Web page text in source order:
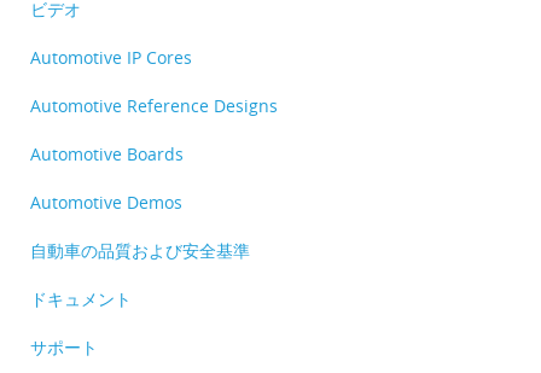
ビデオ
Automotive IP Cores
Automotive Reference Designs
Automotive Boards
Automotive Demos
自動車の品質および安全基準
ドキュメント
サポート